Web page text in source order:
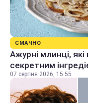
СМАЧНО
Ажурні млинці,
секретним
07 серпня 2026, 15:55